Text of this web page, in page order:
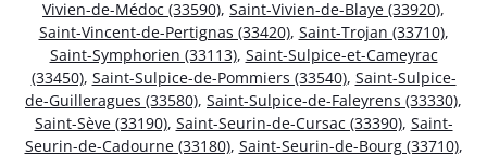
Vivien-de-Médoc (33590), Saint-Vivien-de-Blaye (33920),
Saint-Vincent-de-Pertignas (33420), Saint-Trojan (33710),
Saint-Symphorien (33113), Saint-Sulpice-et-Cameyrac
(33450), Saint-Sulpice-de-Pommiers (33540), Saint-Sulpice-
de-Guilleragues (33580), Saint-Sulpice-de-Faleyrens (33330),
Saint-Sève (33190), Saint-Seurin-de-Cursac (33390), Saint-
Seurin-de-Cadourne (33180), Saint-Seurin-de-Bourg (33710),